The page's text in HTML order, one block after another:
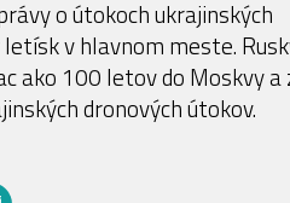
o útokoch ukrajinských
v hlavnom meste.
ako 100 letov do Moskvy a
dronových útokov.